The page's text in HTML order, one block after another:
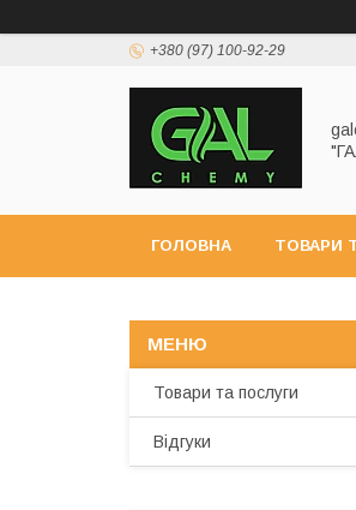
+380 (97) 100-92-29
ГОЛОВНА ТОВАРИ
Товари та послуги
Відгуки